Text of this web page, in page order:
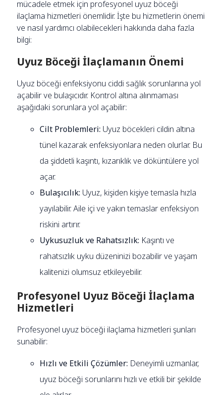
mücadele etmek için profesyonel uyuz böceği
ilaçlama hizmetleri önemlidir. İşte bu hizmetlerin önemi
ve nasıl yardımcı olabilecekleri hakkında daha fazla
bilgi:
Uyuz Böceği İlaçlamanın Önemi
Uyuz böceği enfeksiyonu ciddi sağlık sorunlarına yol
açabilir ve bulaşıcıdır. Kontrol altına alınmaması
aşağıdaki sorunlara yol açabilir:
Cilt Problemleri: Uyuz böcekleri cildin altına
tünel kazarak enfeksiyonlara neden olurlar. Bu
da şiddetli kaşıntı, kızarıklık ve döküntülere yol
açar.
Bulaşıcılık: Uyuz, kişiden kişiye temasla hızla
yayılabilir. Aile içi ve yakın temaslar enfeksiyon
riskini artırır.
Uykusuzluk ve Rahatsızlık: Kaşıntı ve
rahatsızlık uyku düzeninizi bozabilir ve yaşam
kalitenizi olumsuz etkileyebilir.
Profesyonel Uyuz Böceği İlaçlama
Hizmetleri
Profesyonel uyuz böceği ilaçlama hizmetleri şunları
sunabilir:
Hızlı ve Etkili Çözümler: Deneyimli uzmanlar,
uyuz böceği sorunlarını hızlı ve etkili bir şekilde